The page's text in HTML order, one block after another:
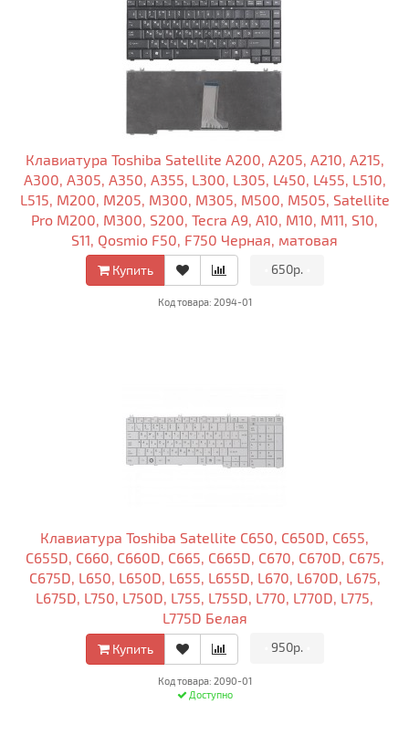
Клавиатура Toshiba Satellite A200, A205, A210, A215,
A300, A305, A350, A355, L300, L305, L450, L455, L510,
L515, M200, M205, M300, M305, M500, M505, Satellite
Pro M200, M300, S200, Tecra A9, A10, M10, M11, S10,
S11, Qosmio F50, F750 Черная, матовая
Купить 650р.
Код товара: 2094-01
Клавиатура Toshiba Satellite C650, C650D, C655,
C655D, C660, C660D, C665, C665D, C670, C670D, C675,
C675D, L650, L650D, L655, L655D, L670, L670D, L675,
L675D, L750, L750D, L755, L755D, L770, L770D, L775,
L775D Белая
Купить 950р.
Код товара: 2090-01
Доступно